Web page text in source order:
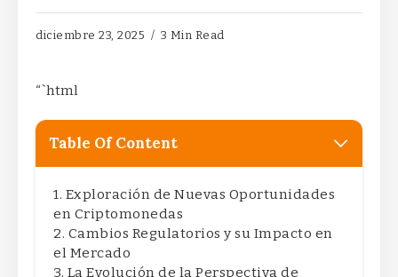
diciembre 23, 2025 3 Min Read
“`html
Table Of Content
Exploración de Nuevas Oportunidades
en Criptomonedas
Cambios Regulatorios y su Impacto en
el Mercado
La Evolución de la Perspectiva de